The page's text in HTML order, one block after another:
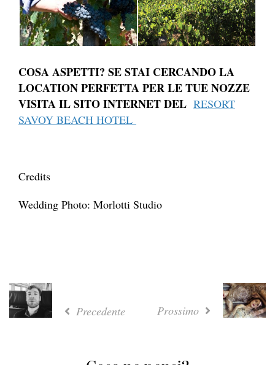
COSA ASPETTI? SE STAI CERCANDO LA
LOCATION PERFETTA PER LE TUE NOZZE
VISITA IL SITO INTERNET DEL RESORT
SAVOY BEACH HOTEL
Credits
Wedding Photo: Morlotti Studio
Precedente Prossimo